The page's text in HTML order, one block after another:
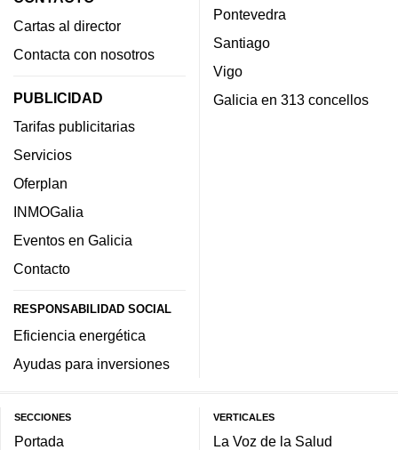
Cartas al director
Contacta con nosotros
PUBLICIDAD
Tarifas publicitarias
Servicios
Oferplan
INMOGalia
Eventos en Galicia
Contacto
RESPONSABILIDAD SOCIAL
Eficiencia energética
Ayudas para inversiones
Pontevedra
Santiago
Vigo
Galicia en 313 concellos
SECCIONES
Portada
VERTICALES
La Voz de la Salud